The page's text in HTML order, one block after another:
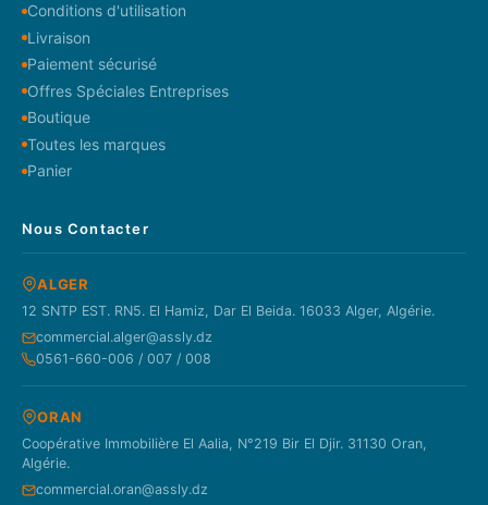
Conditions d'utilisation
Livraison
Paiement sécurisé
Offres Spéciales Entreprises
Boutique
Toutes les marques
Panier
Nous Contacter
ALGER
12 SNTP EST. RN5. El Hamiz, Dar El Beida. 16033 Alger, Algérie.
commercial.alger@assly.dz
0561-660-006 / 007 / 008
ORAN
Coopérative Immobilière El Aalia, N°219 Bir El Djir. 31130 Oran,
Algérie.
commercial.oran@assly.dz